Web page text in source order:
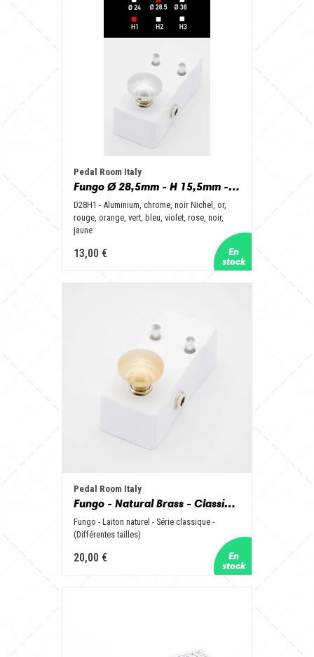
Pedal Room Italy
Fungo Ø 28,5mm - H 15,5mm - D28H1 - Aluminum, Chrome, Nichel Black, Gold, Red, Orange, Green, Blue, Purple, Pink, Black, Yellow
D28H1 - Aluminium, chrome, noir Nichel, or,
rouge, orange, vert, bleu, violet, rose, noir,
jaune
13,00 €
Pedal Room Italy
Fungo - Natural Brass - Classic series - (Various sizes)
Fungo - Laiton naturel - Série classique -
(Différentes tailles)
20,00 €